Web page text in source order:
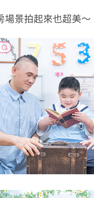
場景拍起來也超美～